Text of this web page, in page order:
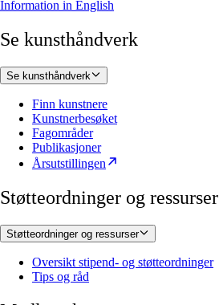
Information in English
Se kunsthåndverk
Se kunsthåndverk
Finn kunstnere
Kunstnerbesøket
Fagområder
Publikasjoner
Årsutstillingen
Støtteordninger og ressurser
Støtteordninger og ressurser
Oversikt stipend- og støtteordninger
Tips og råd